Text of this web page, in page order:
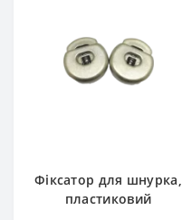
Фіксатор для шнурка,
пластиковий